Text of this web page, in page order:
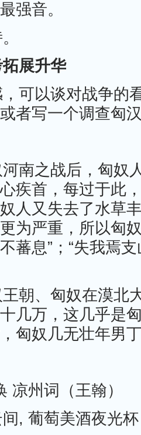
强音。
拓展升华
可以谈对战争的
者写一个调查匈
南之战后，匈奴
疾首，每过于此
人又失去了水草
为严重，所以匈
蕃息”；“失我焉
朝、匈奴在漠北
几万，这几乎是
匈奴几无壮年男
凉州词（王翰）
, 葡萄美酒夜光杯